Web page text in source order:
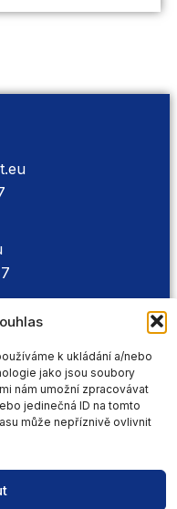
k ukládání a/nebo
jako jsou soubory
nám umožní zpracovávat
jedinečná ID na tomto
může nepříznivě ovlivnit